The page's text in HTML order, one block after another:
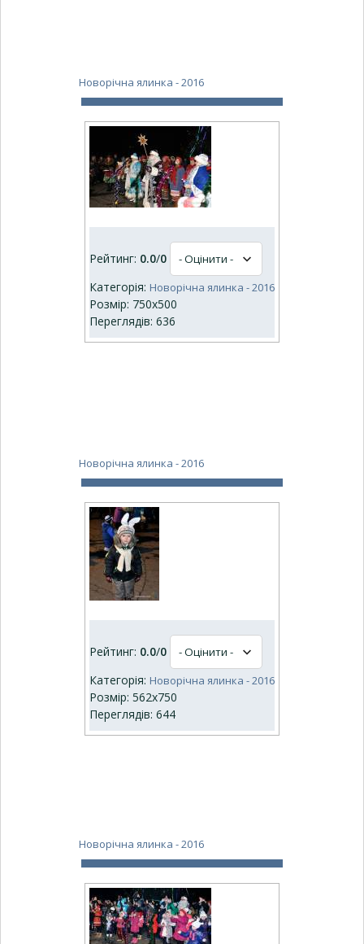
Новорічна ялинка - 2016
Рейтинг: 0.0/0
Категорія: Новорічна ялинка - 2016
Розмір: 750x500
Переглядів: 636
Новорічна ялинка - 2016
Рейтинг: 0.0/0
Категорія: Новорічна ялинка - 2016
Розмір: 562x750
Переглядів: 644
Новорічна ялинка - 2016